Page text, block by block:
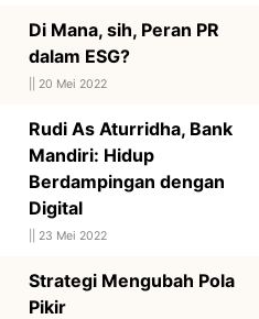
Di Mana, sih, Peran PR
dalam ESG?
20 Mei 2022
Rudi As Aturridha, Bank
Mandiri: Hidup
Berdampingan dengan
Digital
23 Mei 2022
Strategi Mengubah Pola
Pikir